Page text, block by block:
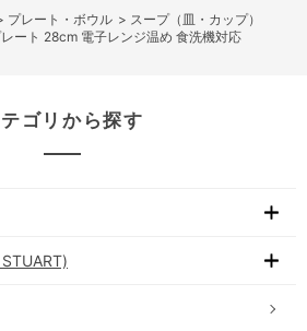
プレート・ボウル > スープ（皿・カップ）
ート 28cm 電子レンジ温め 食洗機対応
ゴリから探す